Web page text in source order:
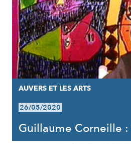
AUVERS ET LES ARTS
26/05/2020
Guillaume Corneille :